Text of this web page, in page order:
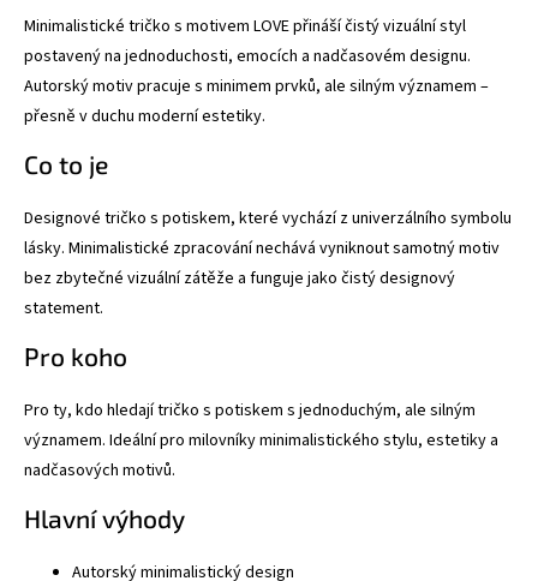
Minimalistické tričko s motivem LOVE přináší čistý vizuální styl
postavený na jednoduchosti, emocích a nadčasovém designu.
Autorský motiv pracuje s minimem prvků, ale silným významem –
přesně v duchu moderní estetiky.
Co to je
Designové tričko s potiskem, které vychází z univerzálního symbolu
lásky. Minimalistické zpracování nechává vyniknout samotný motiv
bez zbytečné vizuální zátěže a funguje jako čistý designový
statement.
Pro koho
Pro ty, kdo hledají tričko s potiskem s jednoduchým, ale silným
významem. Ideální pro milovníky minimalistického stylu, estetiky a
nadčasových motivů.
Hlavní výhody
Autorský minimalistický design